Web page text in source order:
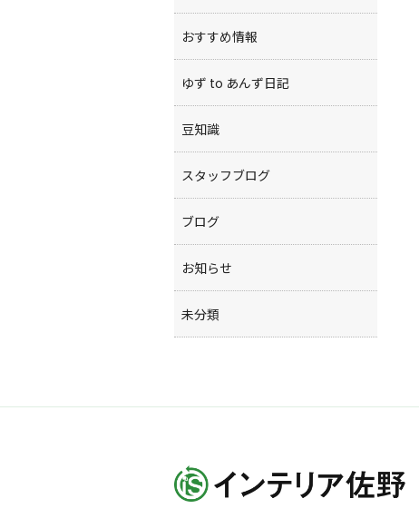
おすすめ情報
ゆず to あんず日記
豆知識
スタッフブログ
ブログ
お知らせ
未分類